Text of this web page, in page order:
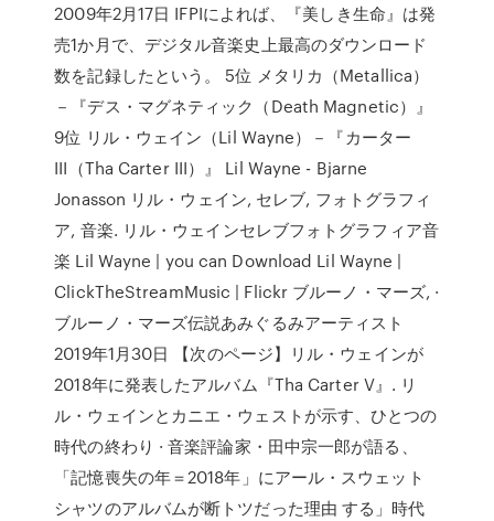
2009年2月17日 IFPIによれば、『美しき生命』は発
売1か月で、デジタル音楽史上最高のダウンロード
数を記録したという。 5位 メタリカ（Metallica）
－『デス・マグネティック（Death Magnetic）』
9位 リル・ウェイン（Lil Wayne）－『カーター
III（Tha Carter III）』 Lil Wayne - Bjarne
Jonasson リル・ウェイン, セレブ, フォトグラフィ
ア, 音楽. リル・ウェインセレブフォトグラフィア音
楽 Lil Wayne | you can Download Lil Wayne |
ClickTheStreamMusic | Flickr ブルーノ・マーズ, ·
ブルーノ・マーズ伝説あみぐるみアーティスト
2019年1月30日 【次のページ】リル・ウェインが
2018年に発表したアルバム『Tha Carter V』. リ
ル・ウェインとカニエ・ウェストが示す、ひとつの
時代の終わり · 音楽評論家・田中宗一郎が語る、
「記憶喪失の年＝2018年」にアール・スウェット
シャツのアルバムが断トツだった理由 する」時代